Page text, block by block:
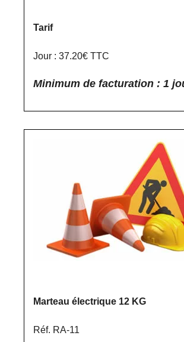
Tarif
Jour : 37.20€ TTC
Minimum de facturation : 1
Marteau électrique 12 KG
Réf. RA-11